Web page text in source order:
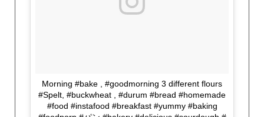
Morning #bake , #goodmorning 3 different flours
#Spelt, #buckwheat , #durum #bread #homemade
#food #instafood #breakfast #yummy #baking